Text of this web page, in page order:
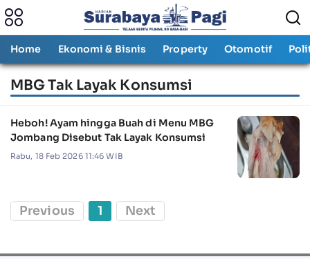
Home Ekonomi & Bisnis Property Otomotif
MBG Tak Layak Konsumsi
Heboh! Ayam hingga Buah di Menu MBG
Jombang Disebut Tak Layak Konsumsi
Rabu, 18 Feb 2026 11:46 WIB
Previous 1 Next